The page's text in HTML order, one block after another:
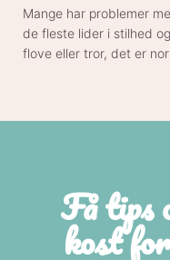
Mange har problemer
de fleste lider i stilhed
flove eller tror, det er
Få tips
kost